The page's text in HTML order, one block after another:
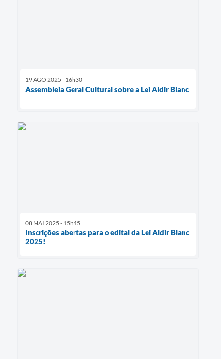
19 AGO 2025 - 16h30
Assembleia Geral Cultural sobre a Lei Aldir Blanc
08 MAI 2025 - 15h45
Inscrições abertas para o edital da Lei Aldir Blanc
2025!